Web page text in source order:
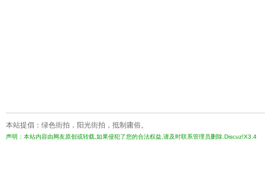
本站提倡：绿色街拍，阳光街拍，抵制庸俗。
声明：本站内容由网友原创或转载,如果侵犯了您的合法权益,请及时联系管理员删除.Discuz!X3.4